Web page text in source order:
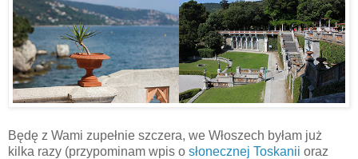
Będę z Wami zupełnie szczera, we Włoszech byłam już
kilka razy (przypominam wpis o słonecznej Toskanii oraz